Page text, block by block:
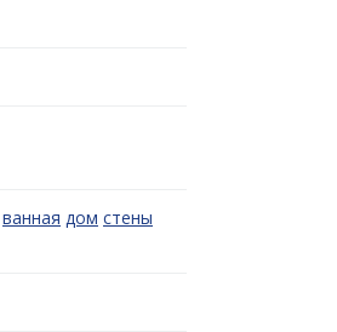
ванная дом стены